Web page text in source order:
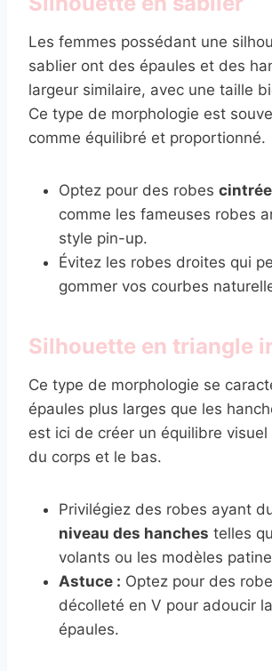
Les femmes possédant une
sablier ont des épaules et des
largeur similaire, avec une taille
Ce type de morphologie est
comme équilibré et proportionné.
Optez pour des robes
comme les fameuses robes
style pin-up.
Évitez les robes droites qui
gommer vos courbes
Silhouette en triangle
Ce type de morphologie se
épaules plus larges que les
est ici de créer un équilibre
du corps et le bas.
Privilégiez des robes ayant
niveau des hanches telles
volants ou les modèles
Astuce : Optez pour des
décolleté en V pour adoucir
épaules.